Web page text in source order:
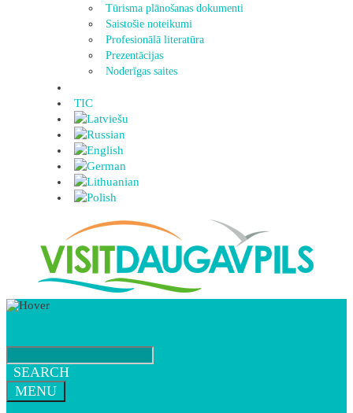
Tūrisma plānošanas dokumenti
Saistošie noteikumi
Profesionālā literatūra
Prezentācijas
Noderīgas saites
TIC
SEARCH
MENU